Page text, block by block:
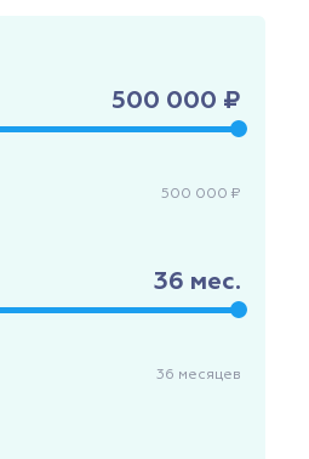
500 000 ₽
500 000 ₽
36 мес.
36 месяцев